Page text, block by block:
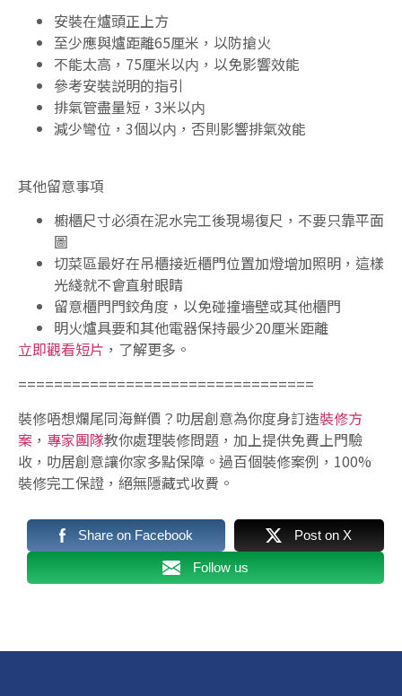
安裝在爐頭正上方
至少應與爐距離65厘米，以防搶火
不能太高，75厘米以内，以免影響效能
參考安裝説明的指引
排氣管盡量短，3米以内
減少彎位，3個以内，否則影響排氣效能
其他留意事項
櫥櫃尺寸必須在泥水完工後現場復尺，不要只靠平面
圖
切菜區最好在吊櫃接近櫃門位置加燈增加照明，這樣
光綫就不會直射眼睛
留意櫃門門鉸角度，以免碰撞墻壁或其他櫃門
明火爐具要和其他電器保持最少20厘米距離
立即觀看短片 ，了解更多。
=================================
裝修唔想爛尾同海鮮價？叻居創意為你度身訂造裝修方
案 ， 專家團隊教你處理裝修問題，加上提供免費上門驗
收，叻居創意讓你家多點保障。過百個裝修案例，100%
裝修完工保證，絕無隱藏式收費。
Share on Facebook Post on X
Follow us